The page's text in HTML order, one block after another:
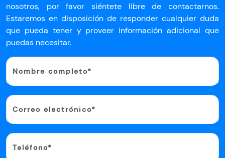
nosotros, por favor siéntete libre de contactarnos.
Estaremos en disposición de responder cualquier duda
que pueda tener y proveer informaciónadicional que
puedas necesitar.